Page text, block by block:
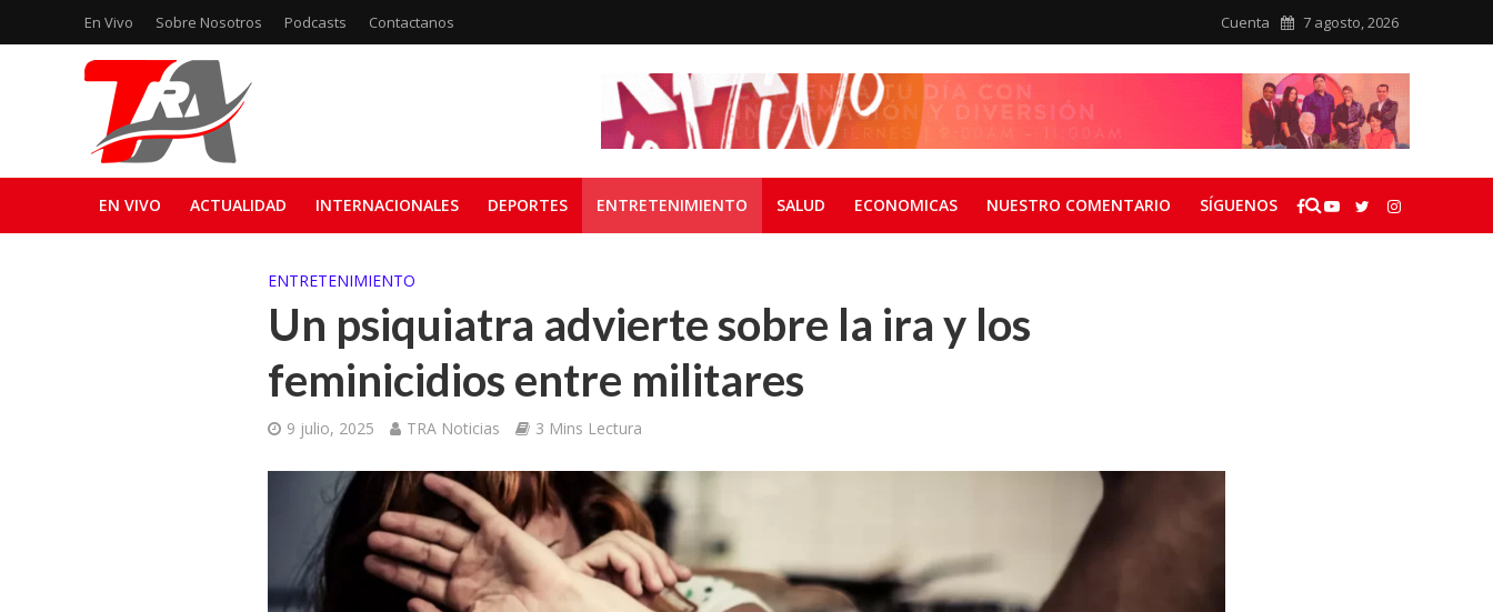
En Vivo Sobre Nosotros Podcasts Contactanos Cuenta 7 agosto, 2026
EN VIVO ACTUALIDAD INTERNACIONALES DEPORTES ENTRETENIMIENTO SALUD ECONOMICAS NUESTRO COMENTARIO SÍGUENOS
ENTRETENIMIENTO
Un psiquiatra advierte sobre la ira y los
feminicidios entre militares
9 julio, 2025 TRA Noticias 3 Mins Lectura